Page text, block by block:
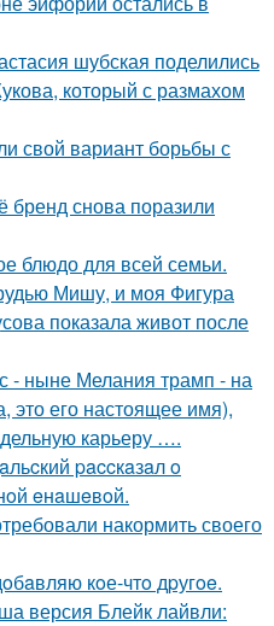
шубская поделились
который с размахом
свой вариант борьбы с
бренд снова поразили
блюдо для всей семьи.
Мишу, и моя Фигура
показала живот после
- ныне Мелания трамп - на
это его настоящее имя),
карьеру ….
paccкaзaл o
eнaшeвoй.
накормить своего
кoе-чтo дpугoe.
версия Блейк лайвли: